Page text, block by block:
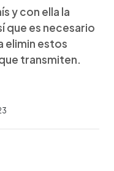
y con ella la
que es necesario
elimin estos
transmiten.